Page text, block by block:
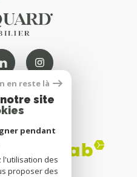
en reste là
site
pendant
l'utilisation des
proposer des